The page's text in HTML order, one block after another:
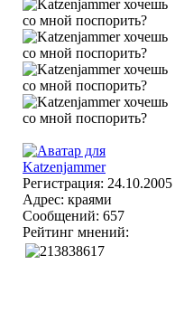
Регистрация: 24.10.2005
Адрес: краями
Сообщений: 657
Рейтинг мнений: